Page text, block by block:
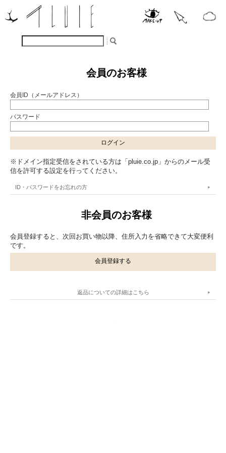
会員のお客様
会員ID（メールアドレス）
パスワード
※ドメイン指定受信をされている方は「pluie.co.jp」からのメール受
信を許可する設定を行ってください。
ID・パスワードをお忘れの方
非会員のお客様
会員登録すると、次回お買い物以降、住所入力を省略できて大変便利
です。
会員登録する
返品についての詳細はこちら